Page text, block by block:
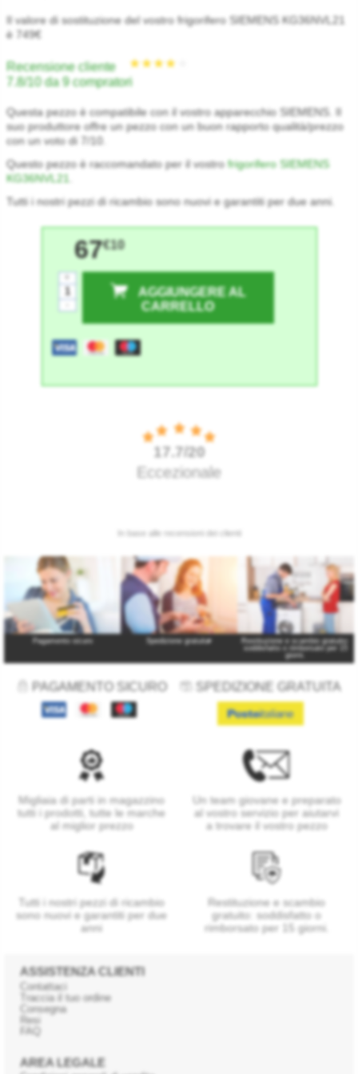
Il valore di sostituzione del vostro frigorifero SIEMENS KG36NVL21
è 749€
Recensione cliente
7.8/10 da 9 compratori
Questa pezzo è compatibile con il vostro apparecchio SIEMENS. Il
suo produttore offre un pezzo con un buon rapporto qualità/prezzo
con un voto di 7/10.
Questo pezzo è raccomandato per il vostrofrigorifero SIEMENS
KG36NVL21
Tutti i nostri pezzi di ricambio sono nuovi e garantiti per due anni.
67€10
AGGIUNGERE AL
CARRELLO
Pagamento sicuro Spedizione gratuita*
Restituzione e scambio gratuito:
soddisfatto o rimborsato per 15
giorni.
PAGAMENTO SICURO SPEDIZIONE GRATUITA
Migliaia di parti in magazzino
tutti i prodotti, tutte le marche
al miglior prezzo
Un team giovane e preparato
al vostro servizio per aiutarvi
a trovare il vostro pezzo
Tutti i nostri pezzi di ricambio
sono nuovi e garantiti per due
anni
Restituzione e scambio
gratuito: soddisfatto o
rimborsato per 15 giorni.
ASSISTENZA CLIENTI
Contattaci
Traccia il tuo ordine
Consegna
Resi
FAQ
AREA LEGALE